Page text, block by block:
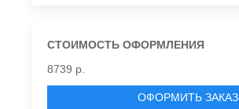
СТОИМОСТЬ ОФОРМЛЕНИЯ
8739 р.
ОФОРМИТЬ ЗАКАЗ